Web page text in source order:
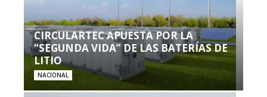
CIRCULARTEC APUESTA POR LA
“SEGUNDA VIDA” DE LAS BATERÍAS DE
LITIO
NACIONAL